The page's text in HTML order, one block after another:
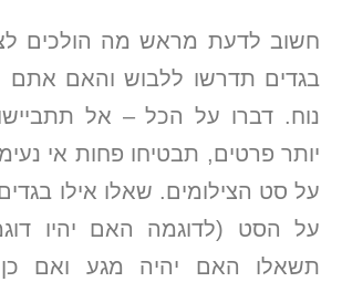
חשוב לדעת מראש מה הולכים
בגדים תדרשו ללבוש והאם אתם
נוח. דברו על הכל – אל
יותר פרטים, תבטיחו פחות אי
על סט הצילומים. שאלו אילו
על הסט (לדוגמה האם יהיו
תשאלו האם יהיה מגע ואם